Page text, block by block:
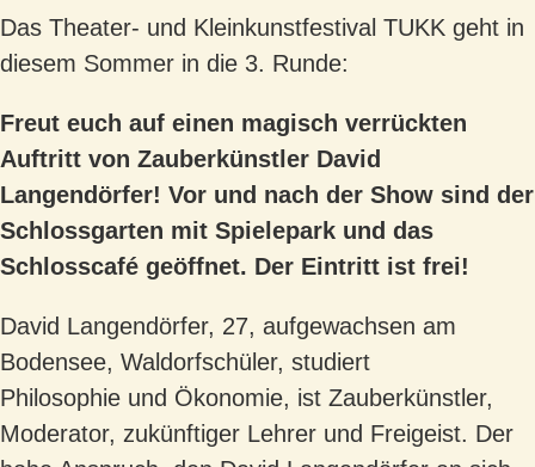
Das Theater- und Kleinkunstfestival TUKK geht in
diesem Sommer in die 3. Runde:
Freut euch auf einen magisch verrückten
Auftritt von Zauberkünstler David
Langendörfer! Vor und nach der Show sind der
Schlossgarten mit Spielepark und das
Schlosscafé geöffnet. Der Eintritt ist frei!
David Langendörfer, 27, aufgewachsen am
Bodensee, Waldorfschüler, studiert
Philosophie und Ökonomie, ist Zauberkünstler,
Moderator, zukünftiger Lehrer und Freigeist. Der